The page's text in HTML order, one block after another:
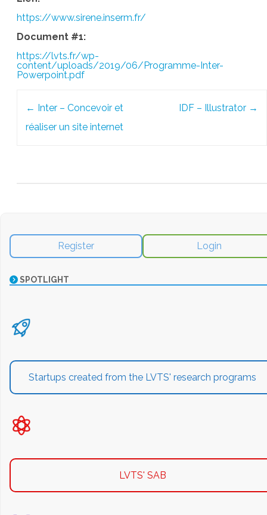
https://www.sirene.inserm.fr/
Document #1:
https://lvts.fr/wp-
content/uploads/2019/06/Programme-Inter-
Powerpoint.pdf
← Inter – Concevoir et
réaliser un site internet
IDF – Illustrator →
Register Login
SPOTLIGHT
Startups created from the LVTS' research programs
LVTS' SAB